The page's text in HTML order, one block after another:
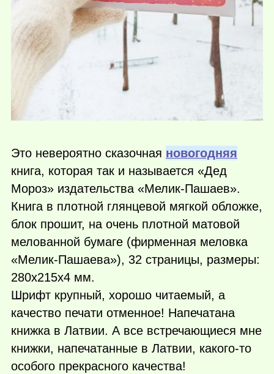
Это невероятно сказочная новогодняя
книга, которая так и называется «Дед
Мороз» издательства «Мелик-Пашаев».
Книга в плотной глянцевой мягкой обложке,
блок прошит, на очень плотной матовой
мелованной бумаге (фирменная меловка
«Мелик-Пашаева»), 32 страницы, размеры:
280x215x4 мм.
Шрифт крупный, хорошо читаемый, а
качество печати отменное! Напечатана
книжка в Латвии. А все встречающиеся мне
книжки, напечатанные в Латвии, какого-то
особого прекрасного качества!